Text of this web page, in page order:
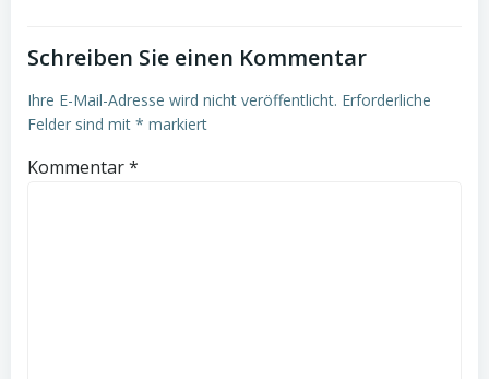
Schreiben Sie einen Kommentar
Ihre E-Mail-Adresse wird nicht veröffentlicht. Erforderliche
Felder sind mit * markiert
Kommentar*